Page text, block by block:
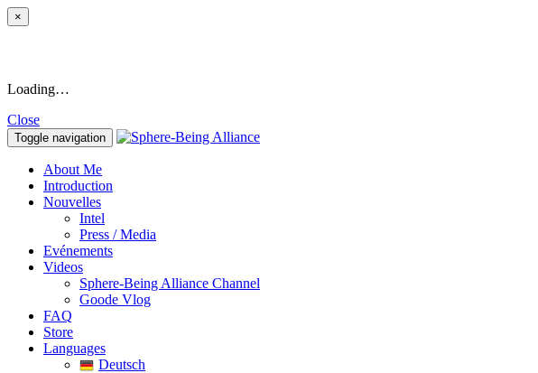
×
Loading…
Close
Toggle navigation
About Me
Introduction
Nouvelles
Intel
Press / Media
Evénements
Videos
Sphere-Being Alliance Channel
Goode Vlog
FAQ
Store
Languages
Deutsch